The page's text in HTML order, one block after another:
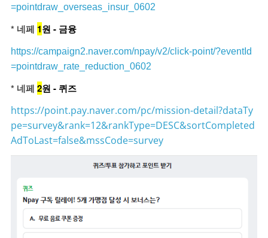
=pointdraw_overseas_insur_0602
* 네페 1원 - 금융
https://campaign2.naver.com/npay/v2/click-point/?eventId
=pointdraw_rate_reduction_0602
* 네페2원 - 퀴즈
https://point.pay.naver.com/pc/mission-detail?dataTy
pe=survey&rank=12&rankType=DESC&sortCompleted
AdToLast=false&mssCode=survey